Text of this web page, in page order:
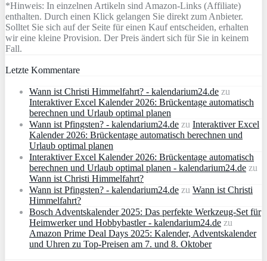
*Hinweis: In einzelnen Artikeln sind Amazon-Links (Affiliate)
enthalten. Durch einen Klick gelangen Sie direkt zum Anbieter.
Solltet Sie sich auf der Seite für einen Kauf entscheiden, erhalten
wir eine kleine Provision. Der Preis ändert sich für Sie in keinem
Fall.
Letzte Kommentare
Wann ist Christi Himmelfahrt? - kalendarium24.de zu
Interaktiver Excel Kalender 2026: Brückentage automatisch
berechnen und Urlaub optimal planen
Wann ist Pfingsten? - kalendarium24.de zu Interaktiver Excel
Kalender 2026: Brückentage automatisch berechnen und
Urlaub optimal planen
Interaktiver Excel Kalender 2026: Brückentage automatisch
berechnen und Urlaub optimal planen - kalendarium24.de zu
Wann ist Christi Himmelfahrt?
Wann ist Pfingsten? - kalendarium24.de zu Wann ist Christi
Himmelfahrt?
Bosch Adventskalender 2025: Das perfekte Werkzeug-Set für
Heimwerker und Hobbybastler - kalendarium24.de zu
Amazon Prime Deal Days 2025: Kalender, Adventskalender
und Uhren zu Top-Preisen am 7. und 8. Oktober